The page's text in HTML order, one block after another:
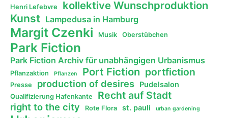
Henri Lefebvre kollektive Wunschproduktion
Kunst Lampedusa in Hamburg
Margit Czenki Musik Oberstübchen
Park Fiction
Park Fiction Archiv für unabhängigen Urbanismus
Pflanzaktion Pflanzen Port Fiction portfiction
Presse production of desires Pudelsalon
Qualifizierung Hafenkante Recht auf Stadt
right to the city Rote Flora st. pauli urban gardening